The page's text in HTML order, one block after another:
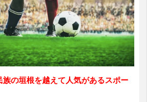
族の垣根を越えて人気があるスポー